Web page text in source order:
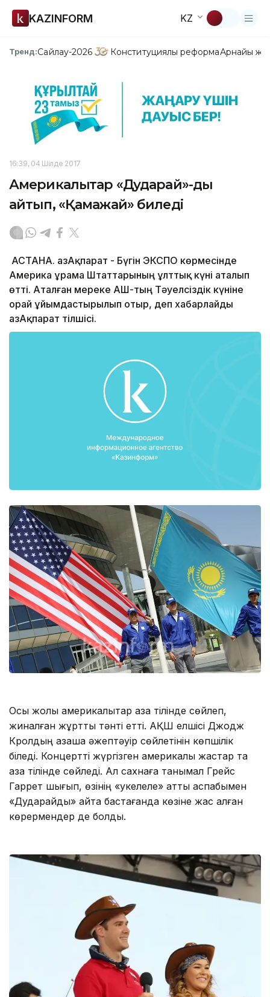
KAZINFORM KZ
Тренд:Сайлау-2026 Конституциялық реформаАрнайы
16:39, 04 Шілде 2017
Америкалықтар «Дударай»-ды
айтып, «Қамажай» биледі
АСТАНА. ҚазАқпарат - Бүгін ЭКСПО көрмесінде
Америка Құрама Штаттарының ұлттық күні аталып
өтті. Аталған мереке АҚШ-тың Тәуелсіздік күніне
орай ұйымдастырылып отыр, деп хабарлайды
ҚазАқпарат тілшісі.
Осы жолы америкалықтар қазақ тілінде сөйлеп,
жиналған жұртты тәнті етті. АҚШ елшісі Джодж
Кролдың қазақша әжептәуір сөйлетінін көпшілік
біледі. Концертті жүргізген америкалық жастар та
қазақ тілінде сөйледі. Ал сахнаға танымал Грейс
Гаррет шығып, өзінің «укелеле» атты аспабымен
«Дударайды» айта бастағанда көзіне жас алған
көрермендер де болды.